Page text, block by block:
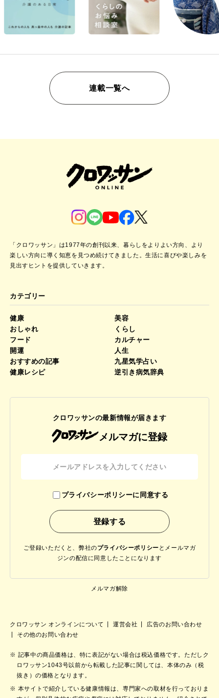
連載一覧へ
「クロワッサン」は1977年の創刊以来、暮らしをよりよい方向、より
楽しい方向に導く知恵を見つめ続けてきました。生活に喜びや楽しみを
見出すヒントを提供していきます。
カテゴリー
健康
美容
おしゃれ
くらし
フード
カルチャー
開運
人生
おすすめの記事
九星気学占い
健康レシピ
逆引き病気辞典
クロワッサンの最新情報が届きます
メルマガに登録
プライバシーポリシーに同意する
ご登録いただくと、弊社のプライバシーポリシー と メールマガ
ジンの配信に同意したことになります
メルマガ解除
クロワッサン オンラインについて 運営会社
広告のお問い合わせ
その他のお問い合わせ
記事中の商品価格は、特に表記がない場合は税込価格です。ただしク
ロワッサン1043号以前から転載した記事に関しては、本体のみ（税
抜き）の価格となります。
本サイトで紹介している健康情報は、専門家への取材を行っておりま